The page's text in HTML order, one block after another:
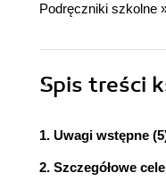
Podręczniki szkolne
Spis treści
1. Uwagi wstępne
2. Szczegółowe